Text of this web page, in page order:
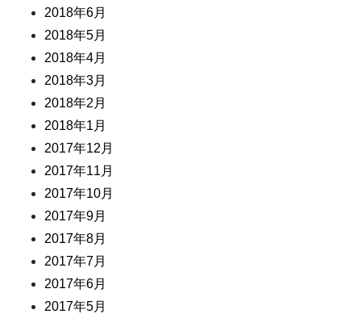
2018年6月
2018年5月
2018年4月
2018年3月
2018年2月
2018年1月
2017年12月
2017年11月
2017年10月
2017年9月
2017年8月
2017年7月
2017年6月
2017年5月